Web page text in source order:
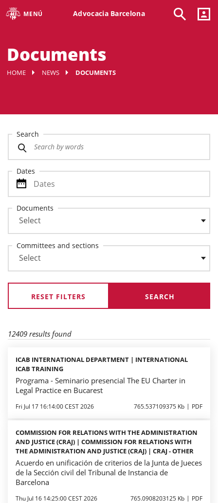
MENÚ Advocacia Barcelona
Documents
HOME NEWS DOCUMENTS
Search
Dates
Documents
Committees and sections
RESET FILTERS
12409 results found
ICAB INTERNATIONAL DEPARTMENT | INTERNATIONAL
ICAB TRAINING
Programa - Seminario presencial The EU Charter in
Legal Practice en Bucarest
Fri Jul 17 16:14:00 CEST 2026 765.537109375 Kb PDF
COMMISSION FOR RELATIONS WITH THE ADMINISTRATION
AND JUSTICE (CRAJ) | COMMISSION FOR RELATIONS WITH
THE ADMINISTRATION AND JUSTICE (CRAJ) | CRAJ - OTHER
Acuerdo en unificación de criterios de la Junta de Jueces
de la Sección civil del Tribunal de Instancia de
Barcelona
Thu Jul 16 14:25:00 CEST 2026 765.0908203125 Kb PDF